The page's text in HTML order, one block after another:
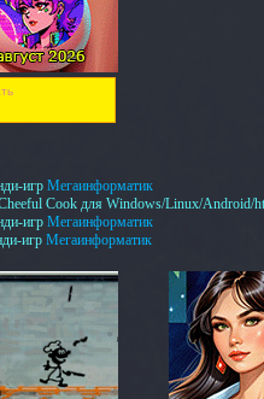
игр Мегаинформатик
Cook для Windows/Linux/Android/
игр Мегаинформатик
игр Мегаинформатик